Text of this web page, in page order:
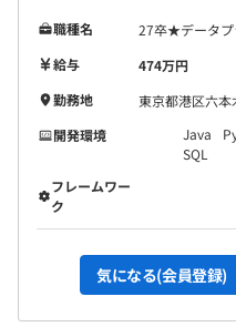
職種名
27卒★データプ
給与
474万円
勤務地
東京都港区六
開発環境
Java
SQL
フレームワー
ク
気になる(会員登録)